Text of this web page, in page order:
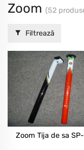
Zoom (52
Filtrează
Zoom Tija de sa